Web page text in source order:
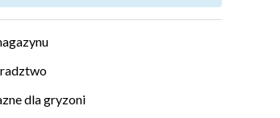
dla gryzoni